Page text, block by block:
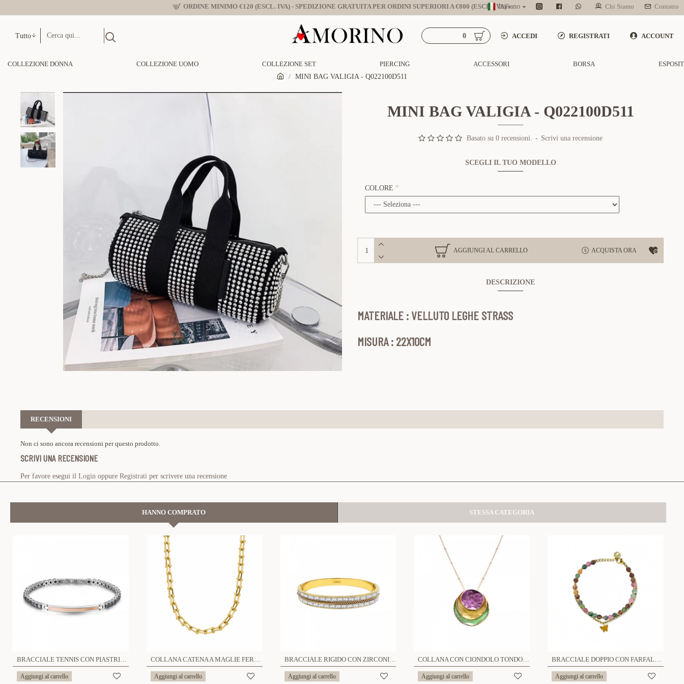
ORDINE MINIMO €120 (ESCL. IVA) - SPEDIZIONE GRATUITA PER ORDINI SUPERIORI A €800 (ESCL. IVA)Italiano Chi Siamo Contatto
Tutto ACCEDI REGISTRATI ACCOUNT
0
COLLEZIONE DONNA COLLEZIONE UOMO COLLEZIONE SET PIERCING ACCESSORI BORSA
MINI BAG VALIGIA - Q022100D511
MINI BAG VALIGIA - Q022100D511
Basato su 0 recensioni. - Scrivi una recensione
SCEGLI IL TUO MODELLO
COLORE
AGGIUNGI AL CARRELLO ACQUISTA ORA
DESCRIZIONE
MATERIALE : VELLUTO LEGHE STRASS
MISURA : 22X10CM
RECENSIONI
Non ci sono ancora recensioni per questo prodotto.
SCRIVI UNA RECENSIONE
Per favore esegui il Login oppure Registrati per scrivere una recensione
HANNO COMPRATO STESSA CATEGORIA
BRACCIALE TENNIS CON PIASTRINA - JN22124E63
Aggiungi al carrello
COLLANA CATENA A MAGLIE FERRO DI CAVALLO U - JN201224152C32
Aggiungi al carrello
BRACCIALE RIGIDO CON ZIRCONIA - DH22100D355
Aggiungi al carrello
COLLANA CON CIONDOLO TONDO SMALTATO - SW1882736B87
Aggiungi al carrello
BRACCIALE DOPPIO CON FARFALLA - JN2360E445
Aggiungi al carrello